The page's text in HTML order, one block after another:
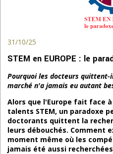
31/10/25
STEM en EUROPE : le
Pourquoi les docteurs quittent-
marché n'a jamais eu autant
Alors que l'Europe fait face
talents STEM, un paradoxe
doctorants quittent la
leurs débouchés. Comment
moment même où les
jamais été aussi recherchées